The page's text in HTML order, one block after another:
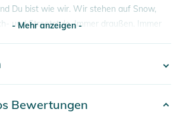
Du bist wie wir. Wir stehen auf Snow,
und Streetstyle. Immer draußen. Immer
Wir wollen gut sein. In jeder Hinsicht.
lässt dich in jeder Situation gut
- Mehr anzeigen -
Bewertungen